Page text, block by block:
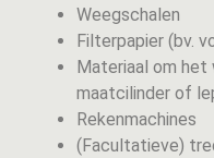
Weegschalen
Filterpapier (bv.
Materiaal om
maatcilinder of
Rekenmachines
(Facultatieve)